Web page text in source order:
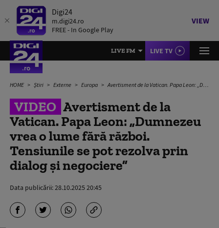
Digi24
m.digi24.ro
FREE - In Google Play
VIEW
LIVE FM LIVE TV
HOME Știri Externe Europa Avertisment de la Vatican. Papa Leon: „Dumnezeu vrea o lume fără război. Tensiunile se pot rezolva prin dialog și negociere”
VIDEO Avertisment de la
Vatican. Papa Leon: „Dumnezeu
vrea o lume fără război.
Tensiunile se pot rezolva prin
dialog și negociere”
Data publicării:28.10.2025 20:45